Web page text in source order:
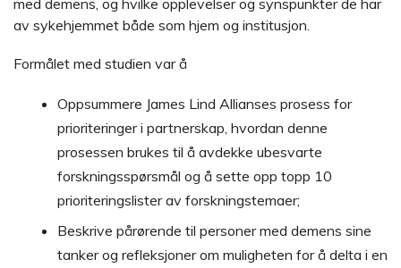
med demens, og hvilke opplevelser og synspunkter de har
av sykehjemmet både som hjem og institusjon.
Formålet med studien var å
Oppsummere James Lind Allianses prosess for
prioriteringer i partnerskap, hvordan denne
prosessen brukes til å avdekke ubesvarte
forskningsspørsmål og å sette opp topp 10
prioriteringslister av forskningstemaer;
Beskrive pårørende til personer med demens sine
tanker og refleksjoner om muligheten for å delta i en